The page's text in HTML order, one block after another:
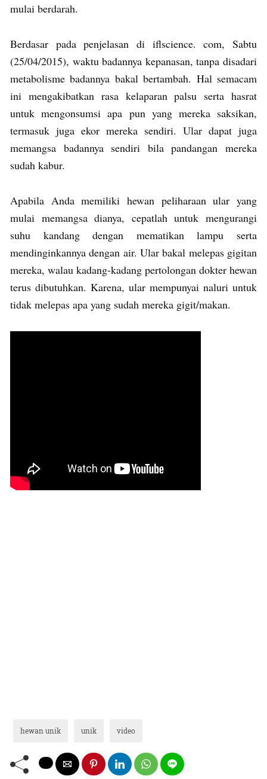
mulai berdarah.
Berdasar pada penjelasan di iflscience. com, Sabtu
(25/04/2015), waktu badannya kepanasan, tanpa disadari
metabolisme badannya bakal bertambah. Hal semacam
ini mengakibatkan rasa kelaparan palsu serta hasrat
untuk mengonsumsi apa pun yang mereka saksikan,
termasuk juga ekor mereka sendiri. Ular dapat juga
memangsa badannya sendiri bila pandangan mereka
sudah kabur.
Apabila Anda memiliki hewan peliharaan ular yang
mulai memangsa dianya, cepatlah untuk mengurangi
suhu kandang dengan mematikan lampu serta
mendinginkannya dengan air. Ular bakal melepas gigitan
mereka, walau kadang-kadang pertolongan dokter hewan
terus dibutuhkan. Karena, ular mempunyai naluri untuk
tidak melepas apa yang sudah mereka gigit/makan.
hewan unik unik video